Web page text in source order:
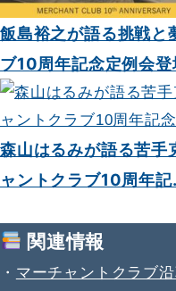
飯島裕之が語る挑戦
ブ10周年記念定例会登
森山はるみが語る苦
ャントクラブ10周年
関連情報
・ マーチャントクラブ